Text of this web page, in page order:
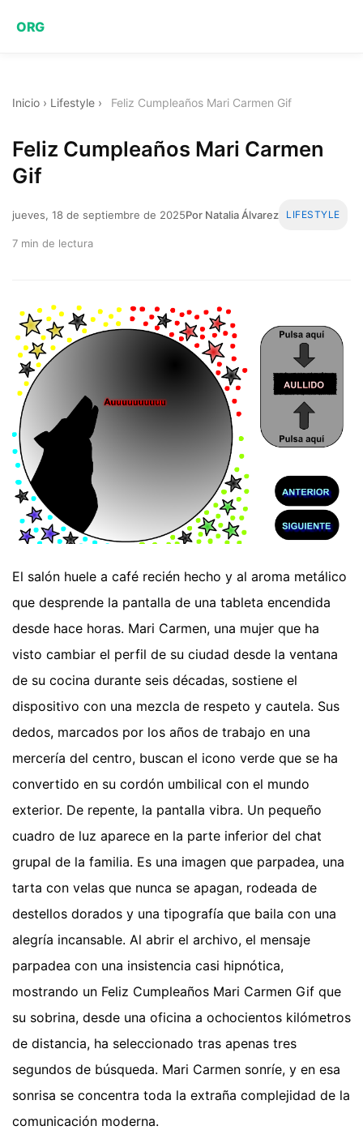
ORG
Inicio › Lifestyle › Feliz Cumpleaños Mari Carmen Gif
Feliz Cumpleaños Mari Carmen
Gif
jueves, 18 de septiembre de 2025Por Natalia Álvarez LIFESTYLE
7 min de lectura
El salón huele a café recién hecho y al aroma metálico
que desprende la pantalla de una tableta encendida
desde hace horas. Mari Carmen, una mujer que ha
visto cambiar el perfil de su ciudad desde la ventana
de su cocina durante seis décadas, sostiene el
dispositivo con una mezcla de respeto y cautela. Sus
dedos, marcados por los años de trabajo en una
mercería del centro, buscan el icono verde que se ha
convertido en su cordón umbilical con el mundo
exterior. De repente, la pantalla vibra. Un pequeño
cuadro de luz aparece en la parte inferior del chat
grupal de la familia. Es una imagen que parpadea, una
tarta con velas que nunca se apagan, rodeada de
destellos dorados y una tipografía que baila con una
alegría incansable. Al abrir el archivo, el mensaje
parpadea con una insistencia casi hipnótica,
mostrando un Feliz Cumpleaños Mari Carmen Gif que
su sobrina, desde una oficina a ochocientos kilómetros
de distancia, ha seleccionado tras apenas tres
segundos de búsqueda. Mari Carmen sonríe, y en esa
sonrisa se concentra toda la extraña complejidad de la
comunicación moderna.